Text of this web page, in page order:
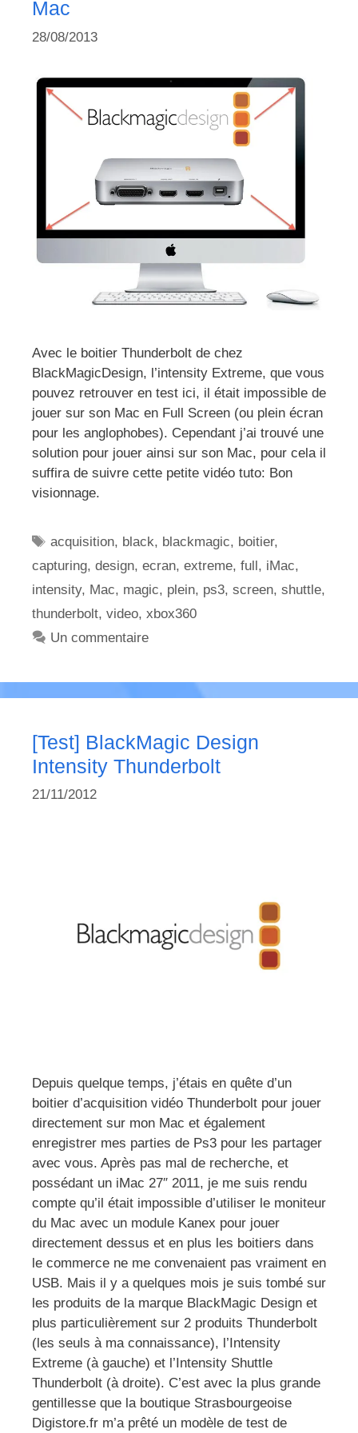
Mac
28/08/2013
Avec le boitier Thunderbolt de chez
BlackMagicDesign, l’intensity Extreme, que vous
pouvez retrouver en test ici, il était impossible de
jouer sur son Mac en Full Screen (ou plein écran
pour les anglophobes). Cependant j’ai trouvé une
solution pour jouer ainsi sur son Mac, pour cela il
suffira de suivre cette petite vidéo tuto: Bon
visionnage.
Étiquettes
acquisition, black, blackmagic, boitier,
capturing, design, ecran, extreme, full, iMac,
intensity, Mac, magic, plein, ps3, screen, shuttle,
thunderbolt, video, xbox360
Un commentaire
[Test] BlackMagic Design
Intensity Thunderbolt
21/11/2012
Depuis quelque temps, j’étais en quête d’un
boitier d’acquisition vidéo Thunderbolt pour jouer
directement sur mon Mac et également
enregistrer mes parties de Ps3 pour les partager
avec vous. Après pas mal de recherche, et
possédant un iMac 27″ 2011, je me suis rendu
compte qu’il était impossible d’utiliser le moniteur
du Mac avec un module Kanex pour jouer
directement dessus et en plus les boitiers dans
le commerce ne me convenaient pas vraiment en
USB. Mais il y a quelques mois je suis tombé sur
les produits de la marque BlackMagic Design et
plus particulièrement sur 2 produits Thunderbolt
(les seuls à ma connaissance), l’Intensity
Extreme (à gauche) et l’Intensity Shuttle
Thunderbolt (à droite). C’est avec la plus grande
gentillesse que la boutique Strasbourgeoise
Digistore.fr m’a prêté un modèle de test de